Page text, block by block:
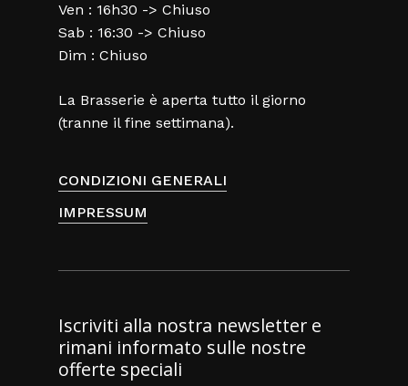
Ven : 16h30 -> Chiuso
Sab : 16:30 -> Chiuso
Dim : Chiuso
La Brasserie è aperta tutto il giorno
(tranne il fine settimana).
CONDIZIONI GENERALI
IMPRESSUM
Iscriviti alla nostra newsletter e
rimani informato sulle nostre
offerte speciali